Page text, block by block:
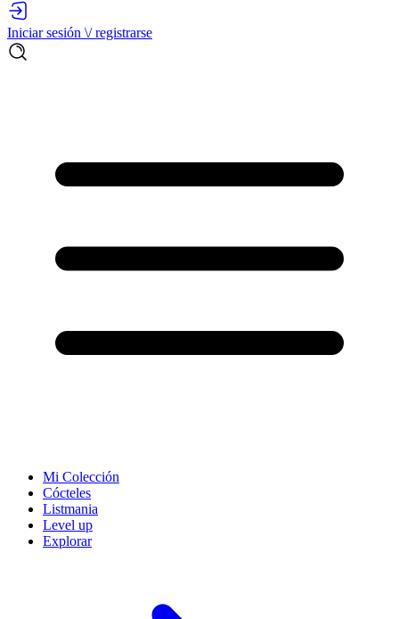
Iniciar sesión \/ registrarse
Mi Colección
Cócteles
Listmania
Level up
Explorar